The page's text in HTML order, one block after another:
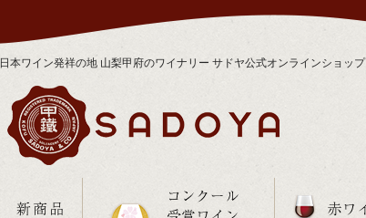
日本ワイン発祥の地 山梨甲府のワイナリー サドヤ公式オンラインショップ